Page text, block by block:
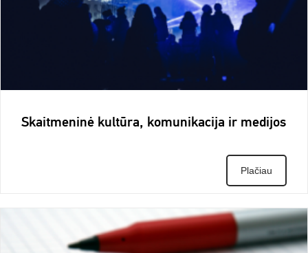
Skaitmeninė kultūra, komunikacija ir medijos
Plačiau